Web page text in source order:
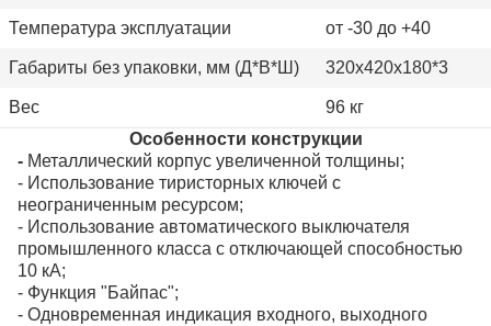
Температура эксплуатации от -30 до +40
Габариты без упаковки, мм (Д*В*Ш) 320х420х180*3
Вес
96 кг
Особенности конструкции
- Металлический корпус увеличенной толщины;
- Использование тиристорных ключей с
неограниченным ресурсом;
- Использование автоматического выключателя
промышленного класса с отключающей способностью
10 кА;
- Функция "Байпас";
- Одновременная индикация входного, выходного